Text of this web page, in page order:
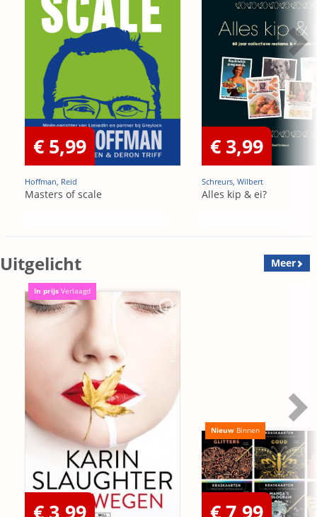
€ 5,99
Hoffman, Reid
Masters of scale
€ 3,99
Schreurs, Wilbert
Alles kip & ei?
Uitgelicht Meer
In prijs Verlaagd
Nieuw Binnen